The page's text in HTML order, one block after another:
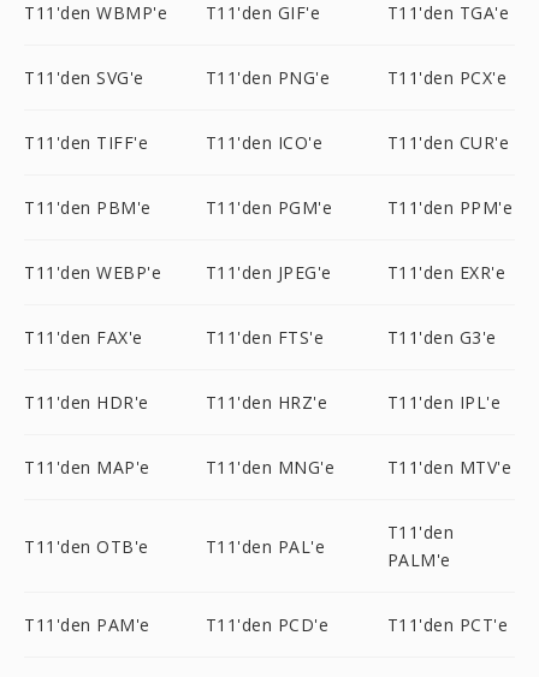
T11'den WBMP'e T11'den GIF'e T11'den TGA'e
T11'den SVG'e T11'den PNG'e T11'den PCX'e
T11'den TIFF'e T11'den ICO'e T11'den CUR'e
T11'den PBM'e T11'den PGM'e T11'den PPM'e
T11'den WEBP'e T11'den JPEG'e T11'den EXR'e
T11'den FAX'e T11'den FTS'e T11'den G3'e
T11'den HDR'e T11'den HRZ'e T11'den IPL'e
T11'den MAP'e T11'den MNG'e T11'den MTV'e
T11'den OTB'e T11'den PAL'e
T11'den
PALM'e
T11'den PAM'e T11'den PCD'e T11'den PCT'e